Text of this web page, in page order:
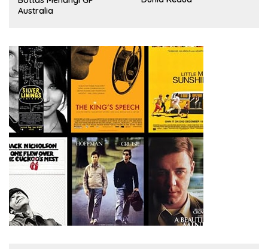
Australia